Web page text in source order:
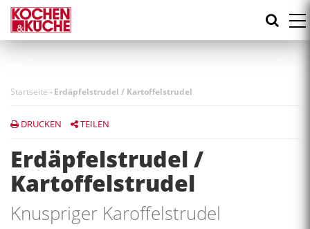
Direkt
zum
Inhalt
Startseite -Erdäpfelstrudel / Kartoffelstrudel
DRUCKEN TEILEN
Erdäpfelstrudel /
Kartoffelstrudel
Knuspriger Karoffelstrudel